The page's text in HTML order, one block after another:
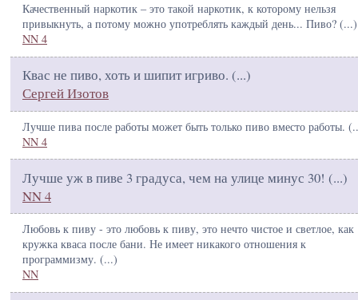
Качественный наркотик – это такой наркотик, к которому нельзя
привыкнуть, а потому можно употреблять каждый день... Пиво? (...)
NN 4
Квас не пиво, хоть и шипит игриво. (...)
Сергей Изотов
Лучше пива после работы может быть только пиво вместо работы. (
NN 4
Лучше уж в пиве 3 градуса, чем на улице минус 30! (...)
NN 4
Любовь к пиву - это любовь к пиву, это нечто чистое и светлое, как
кружка кваса после бани. Не имеет никакого отношения к
программизму. (...)
NN